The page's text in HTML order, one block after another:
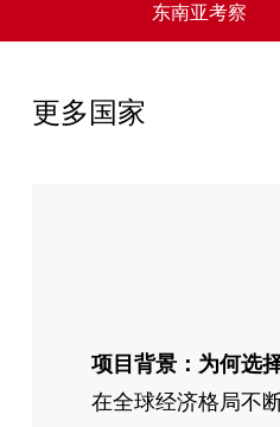
东南亚考察
更多国家
项目背景：为何选
在全球经济格局不